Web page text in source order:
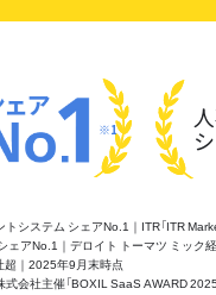
※1
システム シェアNo.1｜ITR「ITR
アNo.1｜デロイト トーマツ ミック
｜2025年9月末時点
会社主催「BOXIL SaaS AWARD